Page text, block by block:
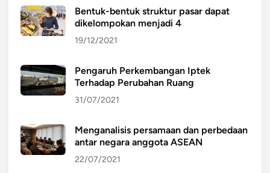
Bentuk-bentuk struktur pasar dapat
dikelompokan menjadi 4
19/12/2021
Pengaruh Perkembangan Iptek
Terhadap Perubahan Ruang
31/07/2021
Menganalisis persamaan dan perbedaan
antar negara anggota ASEAN
22/07/2021